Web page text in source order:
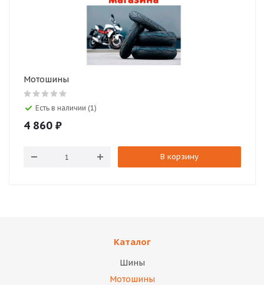
Мотошины
Есть в наличии (1)
4 860 ₽
В корзину
Каталог
Шины
Мотошины